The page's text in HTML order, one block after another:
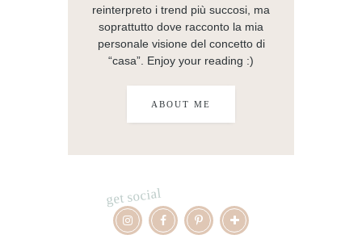
reinterpreto i trend più succosi, ma
soprattutto dove racconto la mia
personale visione del concetto di
“casa”. Enjoy your reading :)
ABOUT ME
get social